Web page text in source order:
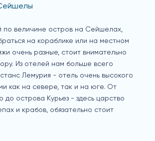
по величине остров на Сейшелах,
на кораблике или на местном
очень разные, стоит внимательно
Из отелей нам больше всего
Лемурия - отель очень высокого
как на севере, так и на юге. От
до острова Курьез - здесь царство
и крабов, обязательно стоит